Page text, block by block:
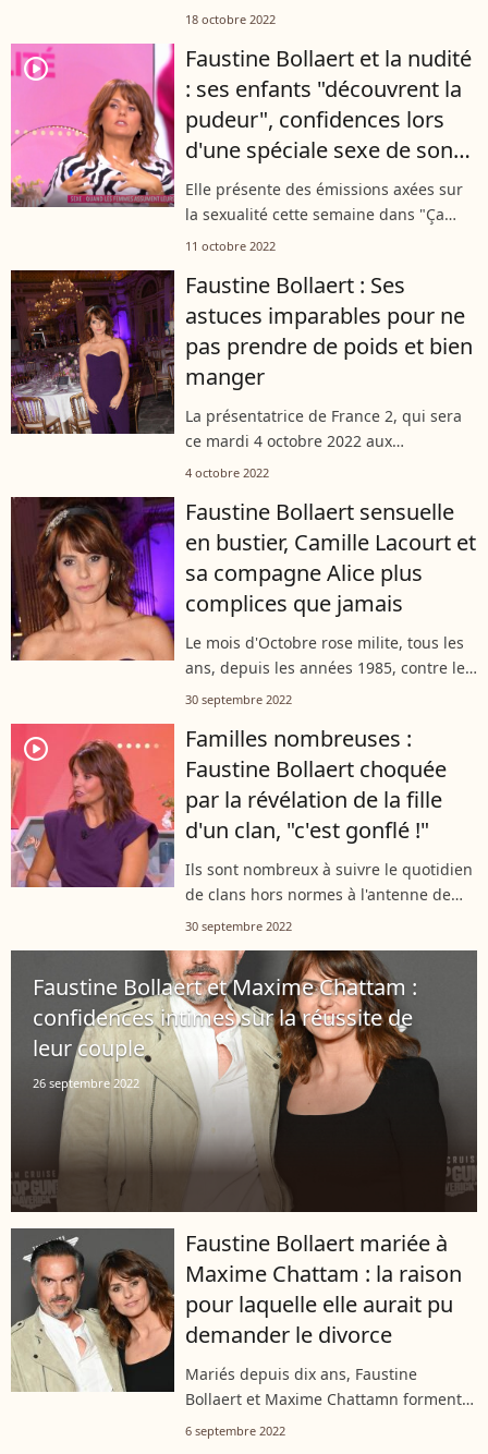
malle. Depuis de nombreuses
d'une cruauté terrible. Faustine
Bollaert...
18 octobre 2022
player2
Faustine Bollaert et la nudité
: ses enfants "découvrent la
pudeur", confidences lors
d'une spéciale sexe de son
émission
Elle présente des émissions axées sur
la sexualité cette semaine dans "Ça
commence aujourd'hui", programme
Faustine Bollaert en profite alors pour...
11 octobre 2022
Faustine Bollaert : Ses
astuces imparables pour ne
pas prendre de poids et bien
manger
La présentatrice de France 2, qui sera
ce mardi 4 octobre 2022 aux
commandes d'un nouveau numéro des
qu'elle faisait attention à son poids. A
l'occasion...
4 octobre 2022
Faustine Bollaert sensuelle
en bustier, Camille Lacourt et
sa compagne Alice plus
complices que jamais
Le mois d'Octobre rose milite, tous les
ans, depuis les années 1985, contre le
cancer du sein. Hotel Peninsula a
soirée de gala en espérant pouvoir...
30 septembre 2022
player2
Familles nombreuses :
Faustine Bollaert choquée
par la révélation de la fille
d'un clan, "c'est gonflé !"
Ils sont nombreux à suivre le quotidien
de clans hors normes à l'antenne de
TF1, dans le docu-réalité "Familles
tribu partage sa vie devant les
caméras...
30 septembre 2022
Faustine Bollaert et Maxime Chattam :
confidences intimes sur la réussite de
leur couple
26 septembre 2022
Faustine Bollaert mariée à
Maxime Chattam : la raison
pour laquelle elle aurait pu
demander le divorce
Mariés depuis dix ans, Faustine
Bollaert et Maxime Chattamn forment
un couple des plus solides. Pourtant,
6 septembre 2022